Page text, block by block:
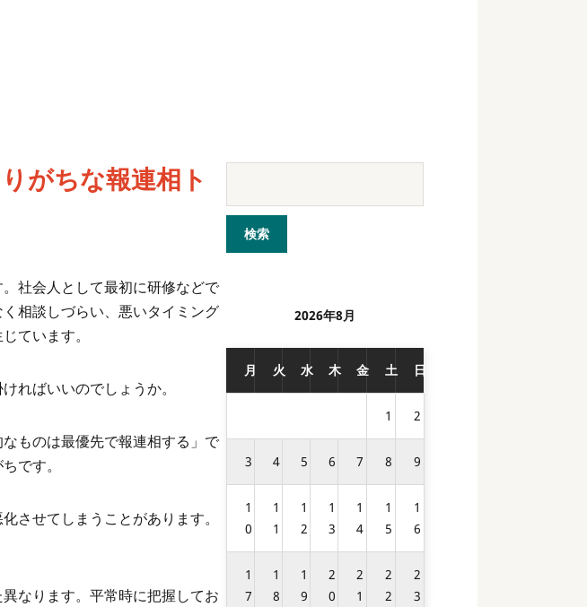
がちな報連相ト
社会人として最初に研修などで
相談しづらい、悪いタイミング
ています。
ればいいのでしょうか。
ものは最優先で報連相する」で
です。
させてしまうことがあります。
なります。平常時に把握してお
2026年8月
月 火 水 木 金 土 日
1 2
3 4 5 6 7 8 9
1
0
1
1
1
2
1
3
1
4
1
5
1
6
1
7
1
8
1
9
2
0
2
1
2
2
2
3